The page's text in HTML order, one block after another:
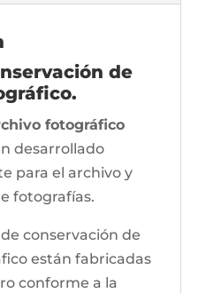
de
fotográfico
desarrollado
para el archivo y
fotografías.
conservación de
están fabricadas
conforme a la